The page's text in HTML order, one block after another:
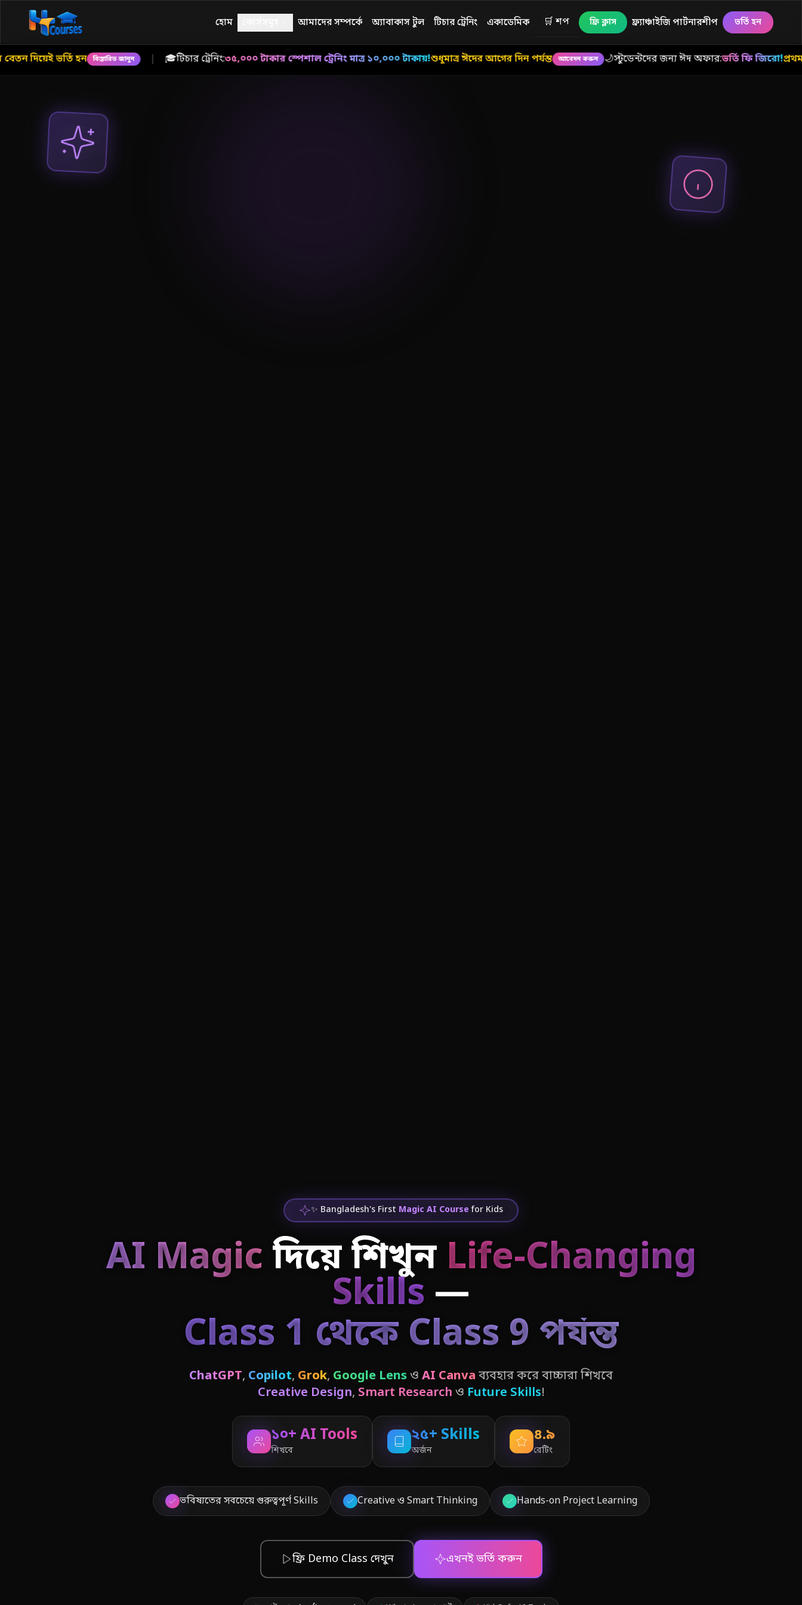
ভর্তি হন বিস্তারিত জানুন | 🎓টিচার ট্রেনিং:৩৫,০০০ টাকার স্পেশাল ট্রেনিং মাত্র ১০,০০০ টাকায়!শুধুমাত্র ঈদের আগের দিন পর্যন্ত আবেদন করুন 🌙স্টুডেন্টদের জন্য ঈদ অফার:ভর্তি ফি জিরো!প্রথম মাসের
হোম আমাদের সম্পর্কে অ্যাবাকাস টুল টিচার ট্রেনিং একাডেমিক 🛒 শপ ফ্রি ক্লাস ফ্র্যাঞ্চাইজি পার্টনারশীপ ভর্তি হন
✨ Bangladesh's First Magic AI Course for Kids
AI Magic দিয়ে শিখুন Life-Changing
Skills —
Class 1 থেকে Class 9 পর্যন্ত
ChatGPT, Copilot, Grok, Google Lensও AI Canva ব্যবহার করে বাচ্চারা শিখবে
Creative Design, Smart Research ও Future Skills!
১০+ AI Tools
শিখবে
২৫+ Skills
অর্জন
৪.৯
রেটিং
ভবিষ্যতের সবচেয়ে গুরুত্বপূর্ণ Skills Creative ও Smart Thinking Hands-on Project Learning
ফ্রি Demo Class দেখুন এখনই ভর্তি করুন